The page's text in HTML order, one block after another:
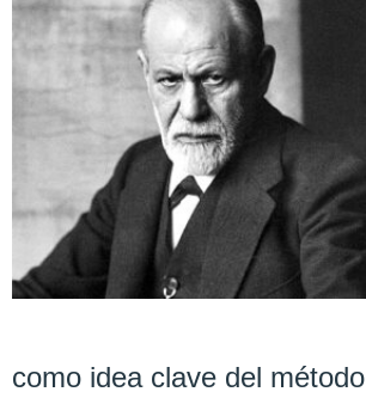
como idea clave del método